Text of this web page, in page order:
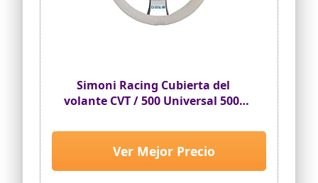
Simoni Racing Cubierta del
volante CVT / 500 Universal 500,
Ver Mejor Precio